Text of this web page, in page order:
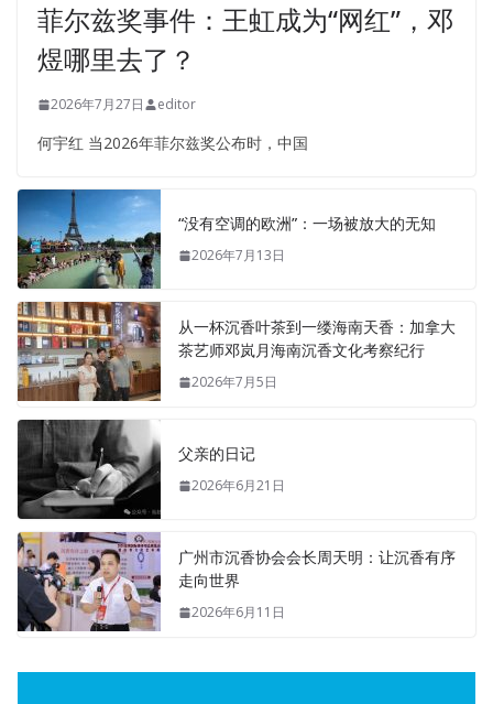
菲尔兹奖事件：王虹成为“网红”，邓
煜哪里去了？
2026年7月27日 editor
何宇红 当2026年菲尔兹奖公布时，中国
“没有空调的欧洲”：一场被放大的无知
2026年7月13日
从一杯沉香叶茶到一缕海南天香：加拿大
茶艺师邓岚月海南沉香文化考察纪行
2026年7月5日
父亲的日记
2026年6月21日
广州市沉香协会会长周天明：让沉香有序
走向世界
2026年6月11日